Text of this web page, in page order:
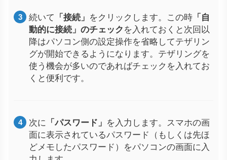
続いて 「接続」 をクリックします。この時 「自
動的に接続」のチェックを入れておくと次回以
降はパソコン側の設定操作を省略してテザリン
グが開始できるようになります。テザリングを
使う機会が多いのであればチェックを入れてお
くと便利です。
次に 「パスワード」 を入力します。スマホの画
面に表示されているパスワード（もしくは先ほ
どメモしたパスワード）をパソコンの画面に入